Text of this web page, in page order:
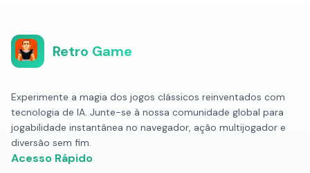
Retro Game
Experimente a magia dos jogos clássicos reinventados com
tecnologia de IA. Junte-se à nossa comunidade global para
jogabilidade instantânea no navegador, ação multijogador e
diversão sem fim.
Acesso Rápido